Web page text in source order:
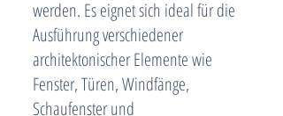
werden. Es eignet sich ideal für die
Ausführung verschiedener
architektonischer Elemente wie
Fenster, Türen, Windfänge,
Schaufenster und